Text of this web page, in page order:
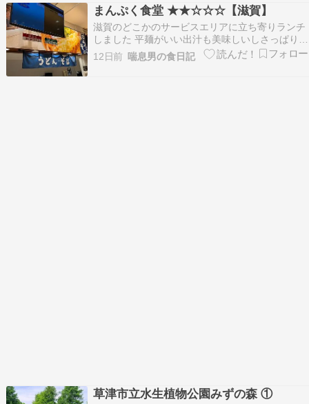
まんぷく食堂 ★★☆☆☆【滋賀】
滋賀のどこかのサービスエリアに立ち寄りランチ
しました 平麺がいい出汁も美味しいしさっぱり頂
きました お次はこちらで 明太子 高菜ごはん お次
は近江ちゃんぽん 昔からここのちゃんぽんよく食
12日前 喘息男の食日記
草津市立水生植物公園みずの森 ①